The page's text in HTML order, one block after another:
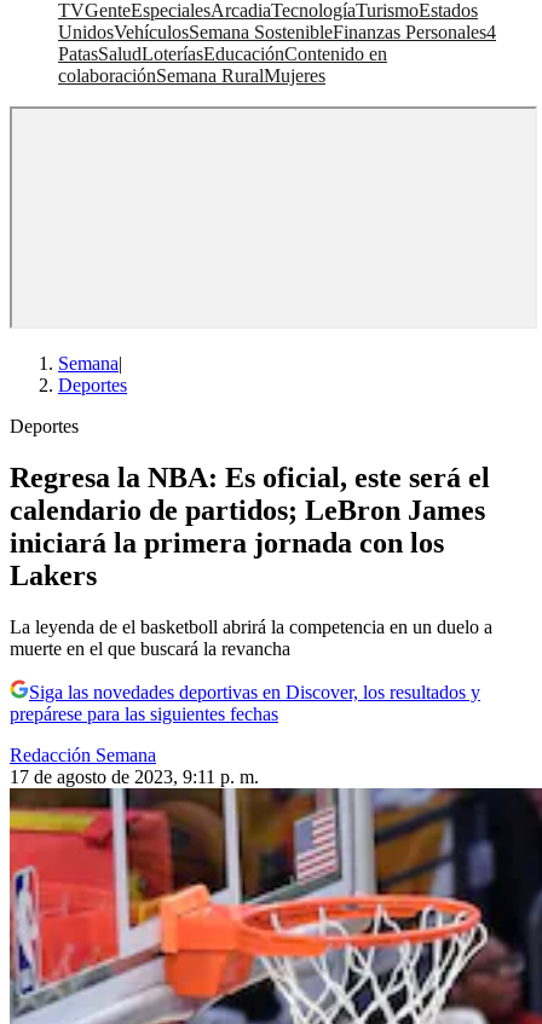
TVGenteEspecialesArcadiaTecnologíaTurismoEstados
UnidosVehículosSemana SostenibleFinanzas Personales4
PatasSaludLoteríasEducaciónContenido en
colaboraciónSemana RuralMujeres
Semana|
Deportes
Deportes
Regresa la NBA: Es oficial, este será el
calendario de partidos; LeBron James
iniciará la primera jornada con los
Lakers
La leyenda de el basketboll abrirá la competencia en un duelo a
muerte en el que buscará la revancha
Siga las novedades deportivas en Discover, los resultados y
prepárese para las siguientes fechas
Redacción Semana
17 de agosto de 2023, 9:11 p. m.